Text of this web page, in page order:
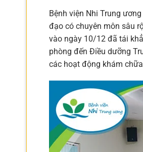
Bệnh viện Nhi Trung
đạo có chuyên môn sâu
vào ngày 10/12 đã tái
phòng đến Điều dưỡng
các hoạt động khám